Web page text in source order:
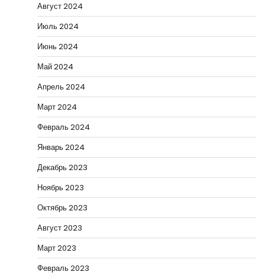
Август 2024
Июль 2024
Июнь 2024
Май 2024
Апрель 2024
Март 2024
Февраль 2024
Январь 2024
Декабрь 2023
Ноябрь 2023
Октябрь 2023
Август 2023
Март 2023
Февраль 2023